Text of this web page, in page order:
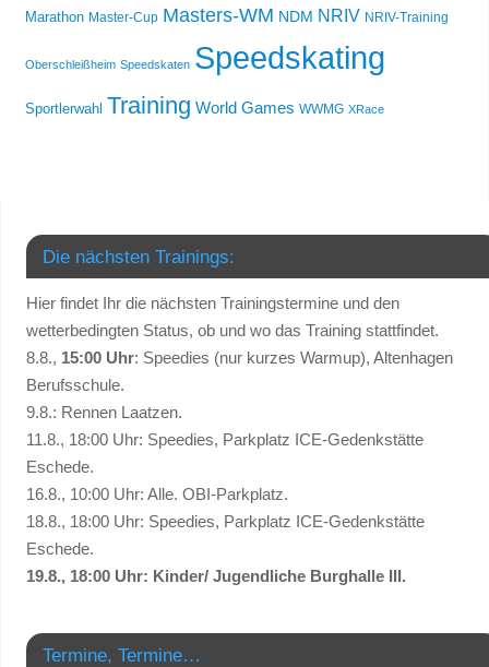
Marathon Master-Cup Masters-WM NDM NRIV NRIV-Training
Oberschleißheim Speedskaten Speedskating
Sportlerwahl Training World Games WWMG XRace
Die nächsten Trainings:
Hier findet Ihr die nächsten Trainingstermine und den
wetterbedingten Status, ob und wo das Training stattfindet.
8.8., 15:00 Uhr: Speedies (nur kurzes Warmup), Altenhagen
Berufsschule.
9.8.: Rennen Laatzen.
11.8., 18:00 Uhr: Speedies, Parkplatz ICE-Gedenkstätte
Eschede.
16.8., 10:00 Uhr: Alle. OBI-Parkplatz.
18.8., 18:00 Uhr: Speedies, Parkplatz ICE-Gedenkstätte
Eschede.
19.8., 18:00 Uhr: Kinder/ Jugendliche Burghalle III.
Termine, Termine…